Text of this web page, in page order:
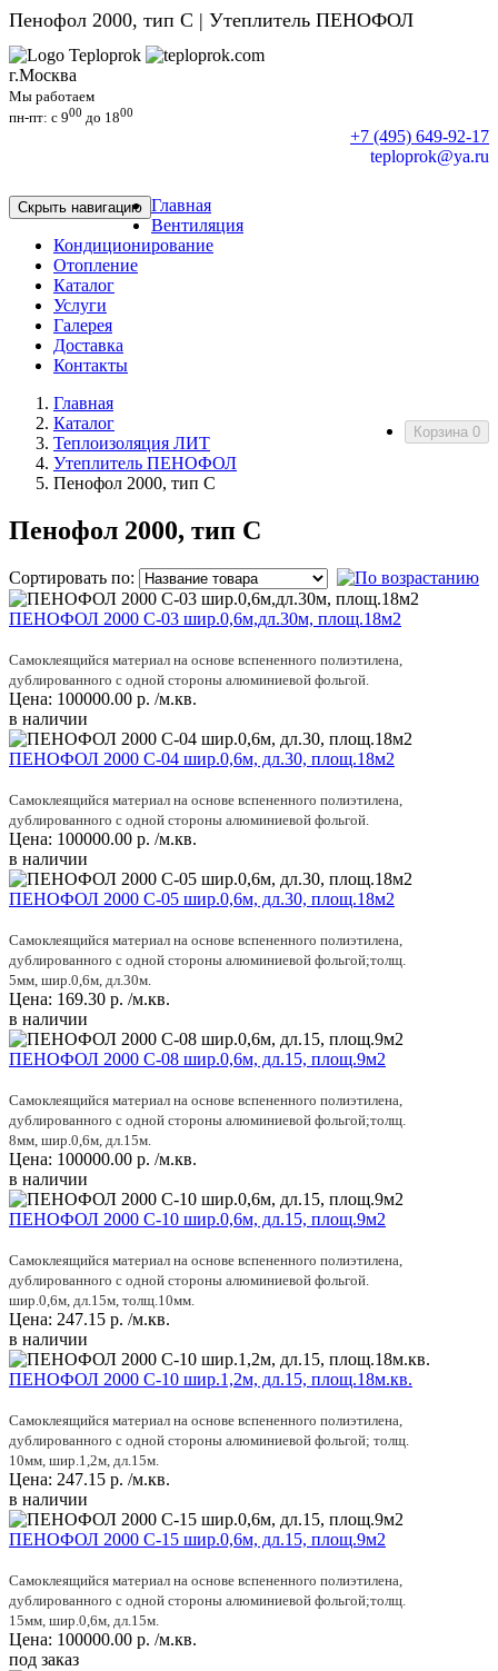
Пенофол 2000, тип С | Утеплитель ПЕНОФОЛ
г.Москва
Мы работаем
пн-пт: c 900 до 1800
+7 (495) 649-92-17
teploprok@ya.ru
Скрыть навигацию Главная
Вентиляция
Кондиционирование
Отопление
Каталог
Услуги
Галерея
Доставка
Контакты
Корзина 0
Главная
Каталог
Теплоизоляция ЛИТ
Утеплитель ПЕНОФОЛ
Пенофол 2000, тип С
Пенофол 2000, тип С
Сортировать по:
ПЕНОФОЛ 2000 C-03 шир.0,6м,дл.30м, площ.18м2
Самоклеящийся материал на основе вспененного полиэтилена,
дублированного с одной стороны алюминиевой фольгой.
Цена: 100000.00 р. /м.кв.
в наличии
ПЕНОФОЛ 2000 C-04 шир.0,6м, дл.30, площ.18м2
Самоклеящийся материал на основе вспененного полиэтилена,
дублированного с одной стороны алюминиевой фольгой.
Цена: 100000.00 р. /м.кв.
в наличии
ПЕНОФОЛ 2000 C-05 шир.0,6м, дл.30, площ.18м2
Самоклеящийся материал на основе вспененного полиэтилена,
дублированного с одной стороны алюминиевой фольгой;толщ.
5мм, шир.0,6м, дл.30м.
Цена: 169.30 р. /м.кв.
в наличии
ПЕНОФОЛ 2000 C-08 шир.0,6м, дл.15, площ.9м2
Самоклеящийся материал на основе вспененного полиэтилена,
дублированного с одной стороны алюминиевой фольгой;толщ.
8мм, шир.0,6м, дл.15м.
Цена: 100000.00 р. /м.кв.
в наличии
ПЕНОФОЛ 2000 C-10 шир.0,6м, дл.15, площ.9м2
Самоклеящийся материал на основе вспененного полиэтилена,
дублированного с одной стороны алюминиевой фольгой.
шир.0,6м, дл.15м, толщ.10мм.
Цена: 247.15 р. /м.кв.
в наличии
ПЕНОФОЛ 2000 C-10 шир.1,2м, дл.15, площ.18м.кв.
Самоклеящийся материал на основе вспененного полиэтилена,
дублированного с одной стороны алюминиевой фольгой; толщ.
10мм, шир.1,2м, дл.15м.
Цена: 247.15 р. /м.кв.
в наличии
ПЕНОФОЛ 2000 C-15 шир.0,6м, дл.15, площ.9м2
Самоклеящийся материал на основе вспененного полиэтилена,
дублированного с одной стороны алюминиевой фольгой;толщ.
15мм, шир.0,6м, дл.15м.
Цена: 100000.00 р. /м.кв.
под заказ